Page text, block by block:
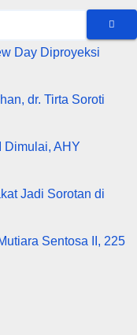
Day Diproyeksi
dr. Tirta Soroti
Dimulai, AHY
Jadi Sorotan di
Sentosa II, 225